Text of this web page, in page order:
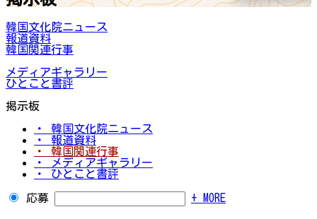
韓国文化院ニュース
報道資料
韓国関連行事
メディアギャラリー
ひとこと書評
掲示板
・ 韓国文化院ニュース
・ 報道資料
・ 韓国関連行事
・ メディアギャラリー
・ ひとこと書評
応募 + MORE